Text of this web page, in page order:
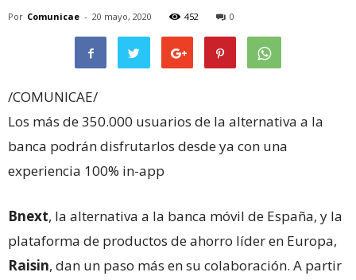
Por Comunicae - 20 mayo, 2020 452 0
/COMUNICAE/
Los más de 350.000 usuarios de la alternativa a la
banca podrán disfrutarlos desde ya con una
experiencia 100% in-app
Bnext, la alternativa a la banca móvil de España, y la
plataforma de productos de ahorro líder en Europa,
Raisin, dan un paso más en su colaboración. A partir